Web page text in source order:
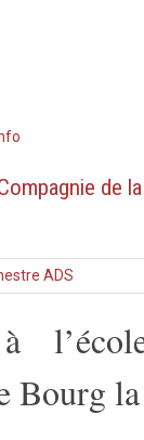
de
ADS
Bourg